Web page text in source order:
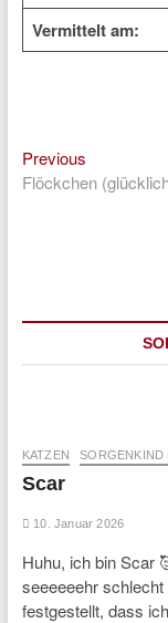
Vermittelt am:
PreviousPrevious
post:
Flöckchen
KATZEN SORGENKIND
Scar
10. Januar 2026
Huhu, ich bin Scar
seeeeeehr
festgestellt, dass